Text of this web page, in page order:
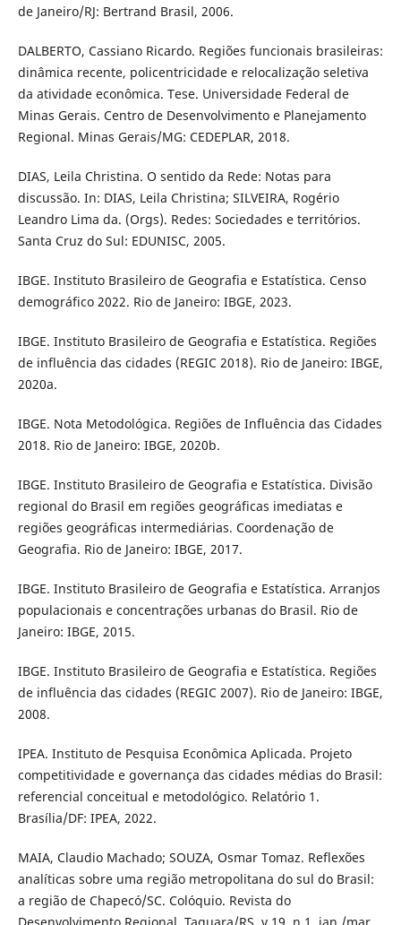
de Janeiro/RJ: Bertrand Brasil, 2006.
DALBERTO, Cassiano Ricardo. Regiões funcionais brasileiras:
dinâmica recente, policentricidade e relocalização seletiva
da atividade econômica. Tese. Universidade Federal de
Minas Gerais. Centro de Desenvolvimento e Planejamento
Regional. Minas Gerais/MG: CEDEPLAR, 2018.
DIAS, Leila Christina. O sentido da Rede: Notas para
discussão. In: DIAS, Leila Christina; SILVEIRA, Rogério
Leandro Lima da. (Orgs). Redes: Sociedades e territórios.
Santa Cruz do Sul: EDUNISC, 2005.
IBGE. Instituto Brasileiro de Geografia e Estatística. Censo
demográfico 2022. Rio de Janeiro: IBGE, 2023.
IBGE. Instituto Brasileiro de Geografia e Estatística. Regiões
de influência das cidades (REGIC 2018). Rio de Janeiro: IBGE,
2020a.
IBGE. Nota Metodológica. Regiões de Influência das Cidades
2018. Rio de Janeiro: IBGE, 2020b.
IBGE. Instituto Brasileiro de Geografia e Estatística. Divisão
regional do Brasil em regiões geográficas imediatas e
regiões geográficas intermediárias. Coordenação de
Geografia. Rio de Janeiro: IBGE, 2017.
IBGE. Instituto Brasileiro de Geografia e Estatística. Arranjos
populacionais e concentrações urbanas do Brasil. Rio de
Janeiro: IBGE, 2015.
IBGE. Instituto Brasileiro de Geografia e Estatística. Regiões
de influência das cidades (REGIC 2007). Rio de Janeiro: IBGE,
2008.
IPEA. Instituto de Pesquisa Econômica Aplicada. Projeto
competitividade e governança das cidades médias do Brasil:
referencial conceitual e metodológico. Relatório 1.
Brasília/DF: IPEA, 2022.
MAIA, Claudio Machado; SOUZA, Osmar Tomaz. Reflexões
analíticas sobre uma região metropolitana do sul do Brasil:
a região de Chapecó/SC. Colóquio. Revista do